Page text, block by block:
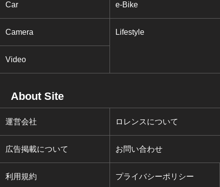
Car e-Bike
Camera Lifestyle
Video
About Site
運営会社 ロレンスについて
広告掲載について お問い合わせ
利用規約 プライバシーポリシー